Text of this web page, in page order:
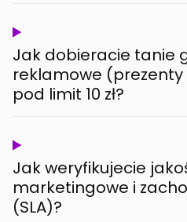
Jak dobieracie tanie
reklamowe (prezenty
pod limit 10 zł?
Jak weryfikujecie
marketingowe i
(SLA)?